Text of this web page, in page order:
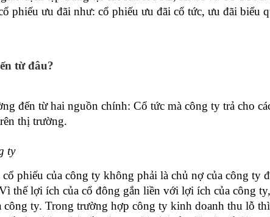
phiếu ưu đãi như: cổ phiếu ưu đãi cổ tức, ưu đãi biểu
từ đâu?
đến từ hai nguồn chính: Cổ tức mà công ty trả cho
thị trường.
ty
phiếu của công ty không phải là chủ nợ của công ty
thế lợi ích của cổ đông gắn liền với lợi ích của công
công ty. Trong trường hợp công ty kinh doanh thu lỗ